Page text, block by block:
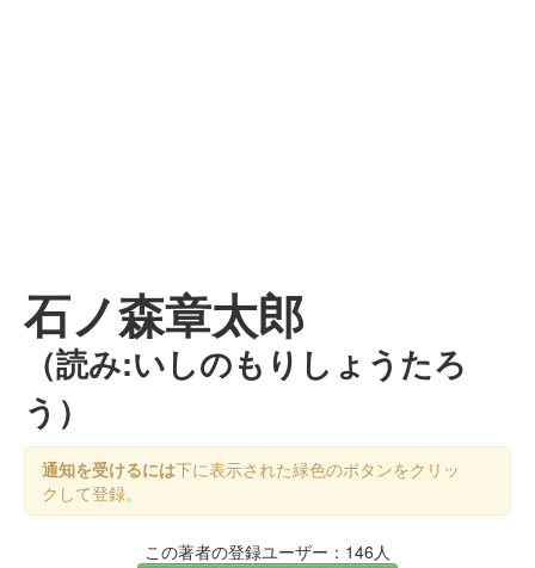
石ノ森章太郎
（読み:いしのもりしょうたろ
う）
通知を受けるには下に表示された緑色のボタンをクリッ
クして登録。
この著者の登録ユーザー：146人